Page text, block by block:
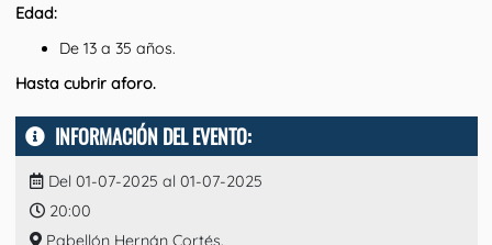
Edad:
De 13 a 35 años.
Hasta cubrir aforo.
INFORMACIÓN DEL EVENTO:
Del 01-07-2025 al 01-07-2025
20:00
Pabellón Hernán Cortés.